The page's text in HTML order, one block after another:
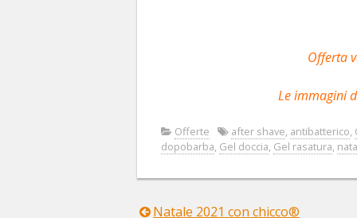
Offerta
Le immagini
Offerte after shave, antibatterico,
dopobarba, Gel doccia, Gel rasatura,
Natale 2021 con chicco®